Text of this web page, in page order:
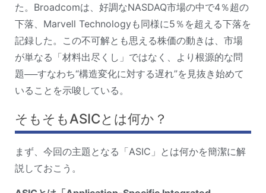
た。Broadcomは、好調なNASDAQ市場の中で4％超の
下落、Marvell Technologyも同様に5％を超える下落を
記録した。この不可解とも思える株価の動きは、市場
が単なる「材料出尽くし」ではなく、より根源的な問
題──すなわち“構造変化に対する遅れ”を見抜き始めて
いることを示唆している。
そもそもASICとは何か？
まず、今回の主題となる「ASIC」とは何かを簡潔に解
説しておこう。